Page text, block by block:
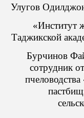
Встречи
Выступления
Документы
Послания
Телеграммы
Ученый секретарь
Ученый Совет
Отдел
Отдел
электронной
Проекты
Достижения
Конференции,
Магистратура
Диссертационный
Сектор
Галерея
Словарь терминов
Улугов
«Институт
Таджикской
Бурчинов
сотрудник